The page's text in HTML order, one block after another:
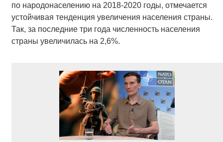
по народонаселению на 2018-2020 годы, отмечается
устойчивая тенденция увеличения населения страны.
Так, за последние три года численность населения
страны увеличилась на 2,6%.